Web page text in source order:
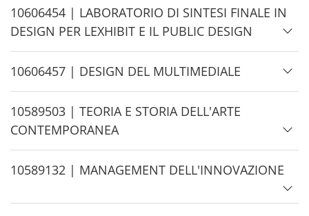
e
H
i
d
e
10606454 | LABORATORIO DI SINTESI FINALE IN
DESIGN PER LEXHIBIT E IL PUBLIC DESIGN
H
i
d
e
10606457 | DESIGN DEL MULTIMEDIALE
H
i
d
e
10589503 | TEORIA E STORIA DELL'ARTE
CONTEMPORANEA
H
d
10589132 | MANAGEMENT DELL'INNOVAZIONE